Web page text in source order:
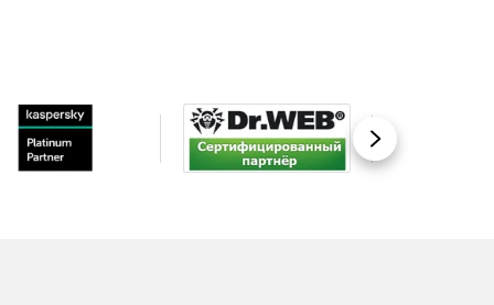
Вперед